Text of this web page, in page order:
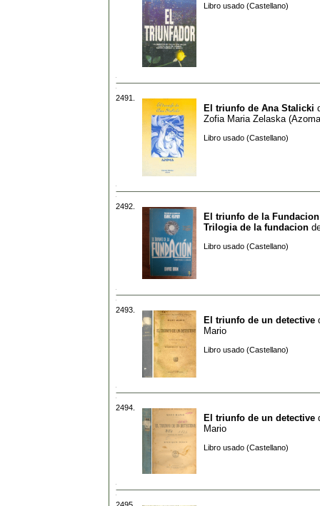
Libro usado (Castellano)
2491.
El triunfo de Ana Stalicki
Zofia Maria Zelaska
Libro usado (Castellano)
2492.
El triunfo de la
Trilogia de la fundacion
Libro usado (Castellano)
2493.
El triunfo de un detective
Mario
Libro usado (Castellano)
2494.
El triunfo de un detective
Mario
Libro usado (Castellano)